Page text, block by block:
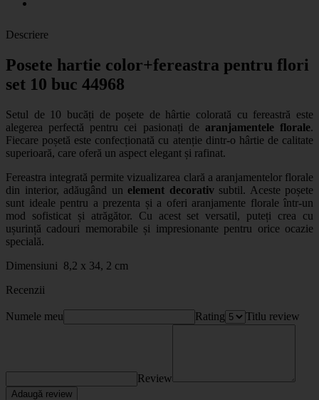
Descriere
Posete hartie color+fereastra pentru flori
set 10 buc 44968
Setul de 10 bucăți de poșete de hârtie colorată cu fereastră este
alegerea perfectă pentru cei pasionați de aranjamentele florale.
Fiecare poșetă este confecționată cu atenție dintr-o hârtie de calitate
superioară, care oferă un aspect elegant și rafinat.
Fereastra integrată permite vizualizarea clară a aranjamentelor florale
din interior, adăugând un element decorativsubtil. Aceste poșete
sunt ideale pentru a prezenta și a oferi aranjamente florale într-un
mod sofisticat și atrăgător. Cu acest set versatil, puteți crea cu
ușurință cadouri memorabile și impresionante pentru orice ocazie
specială.
Dimensiuni 8,2 x 34, 2 cm
Recenzii
Numele meu Rating Titlu review
Review
Adaugă review